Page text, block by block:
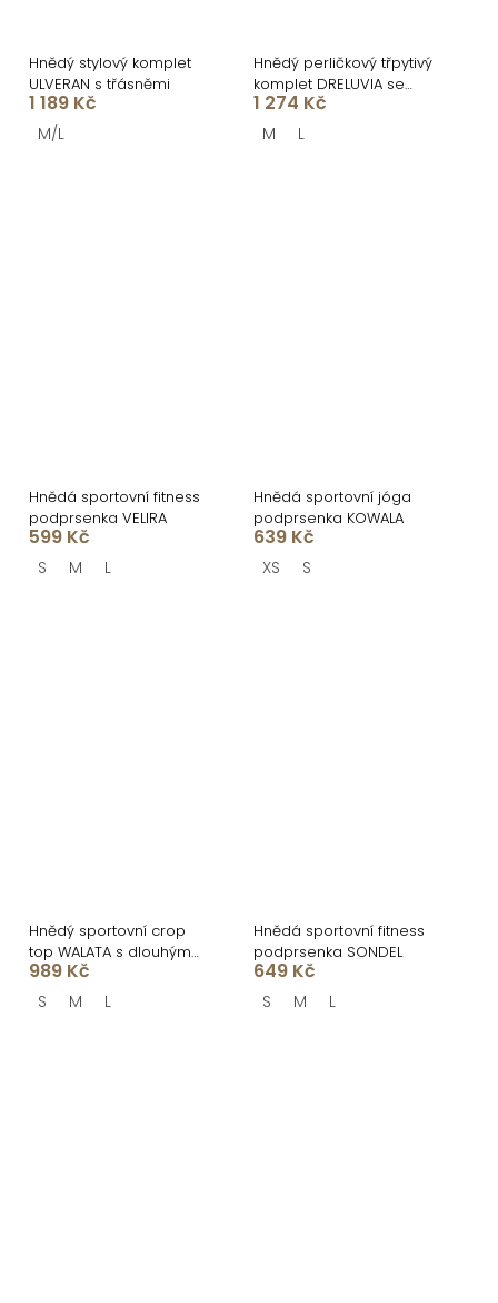
Hnědý stylový komplet
ULVERAN s třásněmi
1 189 Kč
M/L
Hnědý perličkový třpytivý
komplet DRELUVIA se
sukní
1 274 Kč
M L
Hnědá sportovní fitness
podprsenka VELIRA
599 Kč
S M L
Hnědá sportovní jóga
podprsenka KOWALA
639 Kč
XS S
Hnědý sportovní crop
top WALATA s dlouhým
rukávem
989 Kč
S M L
Hnědá sportovní fitness
podprsenka SONDEL
649 Kč
S M L